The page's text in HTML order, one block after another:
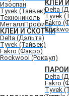
КЛЕИ
Delta
Tyvek
Fakro
Delta
Fakro
Tyvek
Изоспан
Tyvek (Тайвек)
Технониколь
МеталлПрофиль
КЛЕИ И СКОТЧИ
Delta (Дэльта)
Tyvek (Тайвек)
Fakro (Факро)
Rockwool (Роквул)